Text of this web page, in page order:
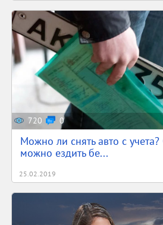
720 0
Можно ли снять авто с учета?
можно ездить бе...
25.02.2019